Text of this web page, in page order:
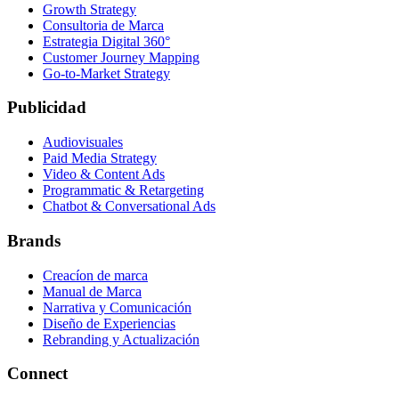
Growth Strategy
Consultoria de Marca
Estrategia Digital 360°
Customer Journey Mapping
Go-to-Market Strategy
Publicidad
Audiovisuales
Paid Media Strategy
Video & Content Ads
Programmatic & Retargeting
Chatbot & Conversational Ads
Brands
Creacíon de marca
Manual de Marca
Narrativa y Comunicación
Diseño de Experiencias
Rebranding y Actualización
Connect